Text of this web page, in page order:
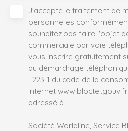
J'accepte le traitement de
personnelles
souhaitez pas faire l'objet
commerciale par voie
vous inscrire gratuitement
au démarchage
L223-1 du code de la
Internet
adressé à :
Société Worldline, Service